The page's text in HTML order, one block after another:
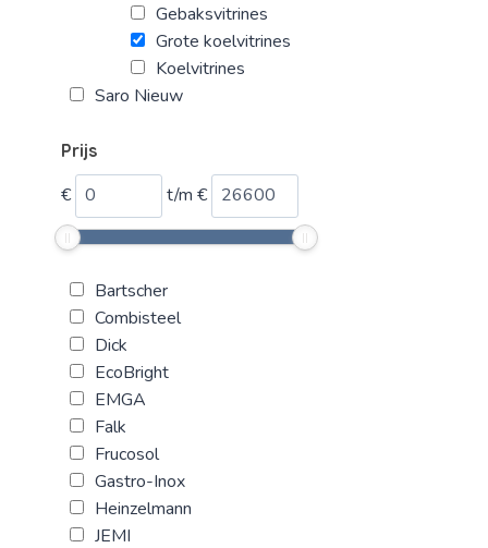
Gebaksvitrines
Grote koelvitrines
Koelvitrines
Saro Nieuw
Prijs
€ t/m €
Bartscher
Combisteel
Dick
EcoBright
EMGA
Falk
Frucosol
Gastro-Inox
Heinzelmann
JEMI